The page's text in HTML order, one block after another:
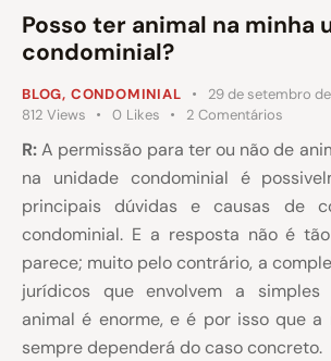
Posso ter animal na minha
condominial?
BLOG, CONDOMINIAL
29 de setembro
812 Views 0 Likes 2 Comentários
R:A permissão para ter ou não de
na unidade condominial é
principais dúvidas e causas de
condominial. E a resposta não é
parece; muito pelo contrário, a
jurídicos que envolvem a simples
animal é enorme, e é por isso que a
sempre dependerá do caso concreto.